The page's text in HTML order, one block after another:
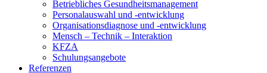
Betriebliches Gesundheitsmanagement
Personalauswahl und -entwicklung
Organisationsdiagnose und -entwicklung
Mensch – Technik – Interaktion
KFZA
Schulungsangebote
Referenzen